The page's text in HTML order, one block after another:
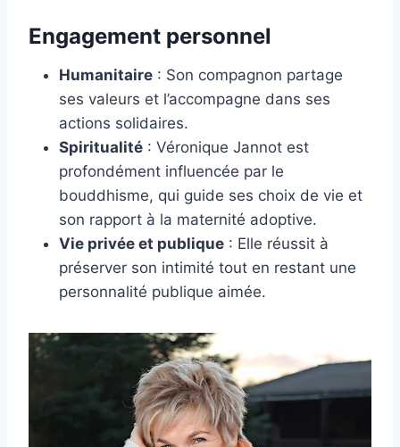
Engagement personnel
Humanitaire : Son compagnon partage
ses valeurs et l’accompagne dans ses
actions solidaires.
Spiritualité : Véronique Jannot est
profondément influencée par le
bouddhisme, qui guide ses choix de vie et
son rapport à la maternité adoptive.
Vie privée et publique : Elle réussit à
préserver son intimité tout en restant une
personnalité publique aimée.